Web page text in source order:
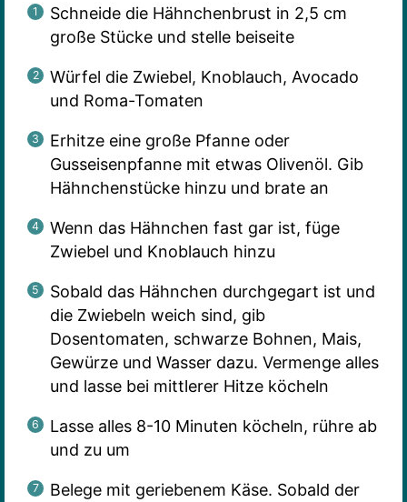
Schneide die Hähnchenbrust in 2,5 cm
große Stücke und stelle beiseite
Würfel die Zwiebel, Knoblauch, Avocado
und Roma-Tomaten
Erhitze eine große Pfanne oder
Gusseisenpfanne mit etwas Olivenöl. Gib
Hähnchenstücke hinzu und brate an
Wenn das Hähnchen fast gar ist, füge
Zwiebel und Knoblauch hinzu
Sobald das Hähnchen durchgegart ist und
die Zwiebeln weich sind, gib
Dosentomaten, schwarze Bohnen, Mais,
Gewürze und Wasser dazu. Vermenge alles
und lasse bei mittlerer Hitze köcheln
Lasse alles 8-10 Minuten köcheln, rühre ab
und zu um
Belege mit geriebenem Käse. Sobald der